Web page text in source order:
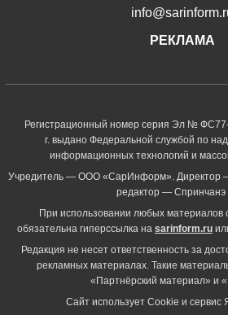
РЕКЛАМА
Регистрационный номер серия Эл №
г. выдано Федеральной службой по
информационных технологий и
Учредитель — ООО «СарИнформ». Директор
редактор —
При использовании любых
обязательна гиперссылка на sarinform.ru
Редакция не несет ответственность за
рекламных материалах. Такие
«Партнёрский материал» и
Сайт использует Cookie и сервиc